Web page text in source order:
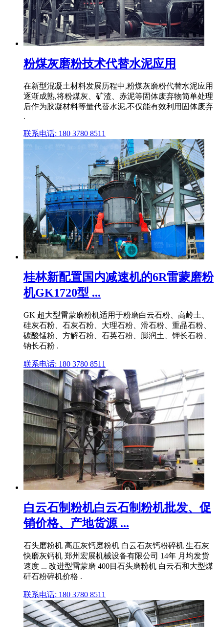
粉煤灰磨粉技术代替水泥应用
在新型混凝土材料发展历程中,粉煤灰磨粉代替水泥应用
逐渐成熟,将粉煤灰、矿渣、赤泥等固体废弃物简单处理
后作为胶凝材料等量代替水泥,不仅能有效利用固体废弃
.
联系电话: 180 3780 8511
桂林新配置国内减速机的6R雷蒙磨粉
机GK1720型 ...
GK 超大型雷蒙磨粉机适用于粉磨白云石粉、高岭土、
硅灰石粉、石灰石粉、大理石粉、滑石粉、重晶石粉、
碳酸锰粉、方解石粉、石英石粉、膨润土、钾长石粉、
钠长石粉 .
联系电话: 180 3780 8511
白云石制粉机白云石制粉机批发、促
销价格、产地货源 ...
石头磨粉机 高压灰钙磨粉机 白云石灰钙粉碎机 生石灰
快磨灰钙机 郑州宏展机械设备有限公司 14年 月均发货
速度 ... 改进型雷蒙磨 400目石头磨粉机 白云石和大型煤
矸石粉碎机价格 .
联系电话: 180 3780 8511